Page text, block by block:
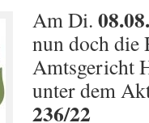
Am Di.
nun doch die
Amtsgericht
unter dem
236/22